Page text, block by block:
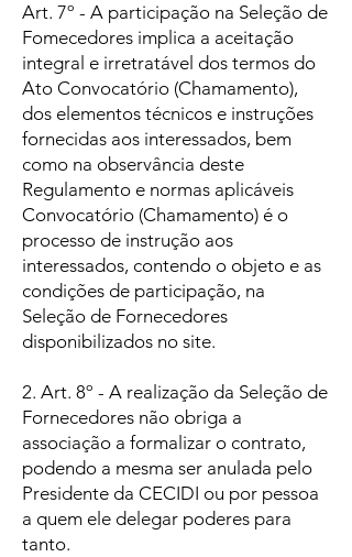
Art. 7º - A participação na Seleção de
Fomecedores implica a aceitação
integral e irretratável dos termos do
Ato Convocatório (Chamamento),
dos elementos técnicos e instruções
fornecidas aos interessados, bem
como na observância deste
Regulamento e normas aplicáveis
Convocatório (Chamamento) é o
processo de instrução aos
interessados, contendo o objeto e as
condições de participação, na
Seleção de Fornecedores
disponibilizados no site.
2. Art. 8º - A realização da Seleção de
Fornecedores não obriga a
associação a formalizar o contrato,
podendo a mesma ser anulada pelo
Presidente da CECIDI ou por pessoa
a quem ele delegar poderes para
tanto.